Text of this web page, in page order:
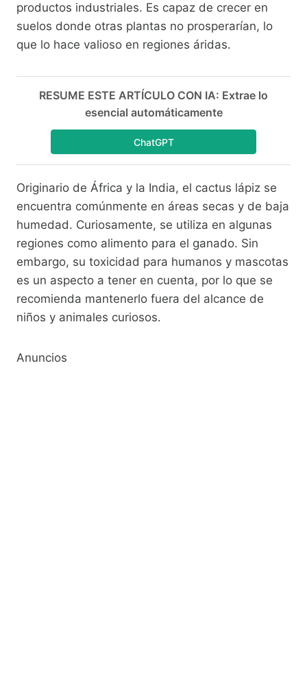
productos industriales. Es capaz de crecer en
suelos donde otras plantas no prosperarían, lo
que lo hace valioso en regiones áridas.
RESUME ESTE ARTÍCULO CON IA: Extrae lo
esencial automáticamente
ChatGPT
Originario de África y la India, el cactus lápiz se
encuentra comúnmente en áreas secas y de baja
humedad. Curiosamente, se utiliza en algunas
regiones como alimento para el ganado. Sin
embargo, su toxicidad para humanos y mascotas
es un aspecto a tener en cuenta, por lo que se
recomienda mantenerlo fuera del alcance de
niños y animales curiosos.
Anuncios